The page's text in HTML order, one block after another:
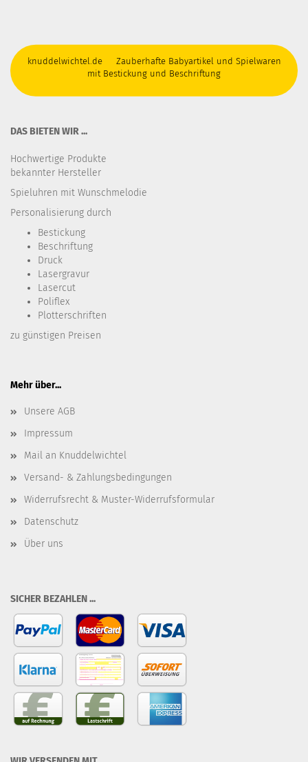
knuddelwichtel.de Zauberhafte Babyartikel und Spielwaren
mit Bestickung und Beschriftung
DAS BIETEN WIR ...
Hochwertige Produkte
bekannter Hersteller
Spieluhren mit Wunschmelodie
Personalisierung durch
Bestickung​
Beschriftung
Druck
Lasergravur
Lasercut
Poliflex
Plotterschriften
zu günstigen Preisen
Mehr über...
Unsere AGB
Impressum
Mail an Knuddelwichtel
Versand- & Zahlungsbedingungen
Widerrufsrecht & Muster-Widerrufsformular
Datenschutz
Über uns
SICHER BEZAHLEN ...